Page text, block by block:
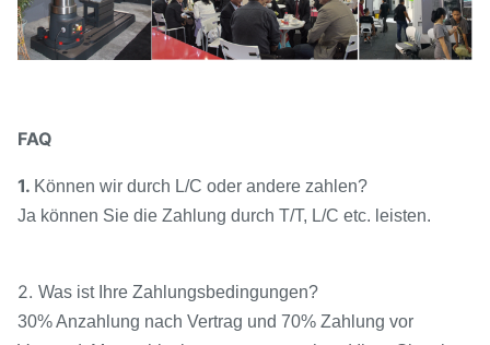
FAQ
1. Können wir durch L/C oder andere zahlen?
Ja können Sie die Zahlung durch T/T, L/C etc. leisten.
2. Was ist Ihre Zahlungsbedingungen?
30% Anzahlung nach Vertrag und 70% Zahlung vor